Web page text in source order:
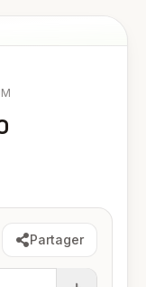
Partager